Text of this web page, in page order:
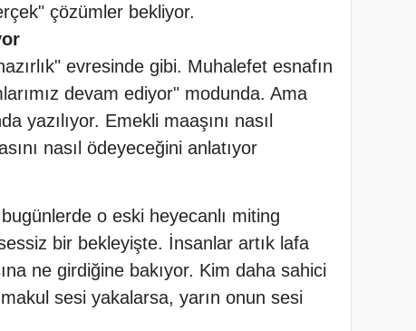
çözümler bekliyor.
evresinde gibi. Muhalefet esnafın
devam ediyor" modunda. Ama
yazılıyor. Emekli maaşını nasıl
nasıl ödeyeceğini anlatıyor
o eski heyecanlı miting
bir bekleyişte. İnsanlar artık lafa
ne girdiğine bakıyor. Kim daha sahici
sesi yakalarsa, yarın onun sesi